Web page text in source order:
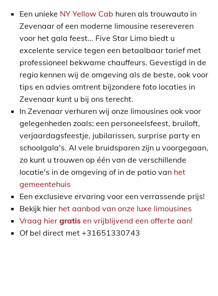
Een unieke NY Yellow Cab huren als trouwauto in
Zevenaar of een moderne limousine resereveren
voor het gala feest... Five Star Limo biedt u
excelente service tegen een betaalbaar tarief met
professioneel bekwame chauffeurs. Gevestigd in de
regio kennen wij de omgeving als de beste, ook voor
tips en advies omtrent bijzondere foto locaties in
Zevenaar kunt u bij ons terecht.
In Zevenaar verhuren wij onze limousines ook voor
gelegenheden zoals; een personeelsfeest, bruiloft,
verjaardagsfeestje, jubilarissen, surprise party en
schoolgala's. Al vele bruidsparen zijn u voorgegaan,
zo kunt u trouwen op één van de verschillende
locatie's in de omgeving of in de patio van het
gemeentehuis
Een exclusieve ervaring voor een verrassende prijs!
Bekijk hier het aanbod van onze luxe limousines
Vraag hier gratis en vrijblijvend een offerte aan!
Of bel direct met +31651330743